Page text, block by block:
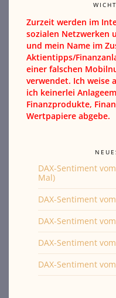
Zurzeit werden im
sozialen Netzwerken
und mein Name im
Aktientipps/
einer falschen
verwendet. Ich weise
ich keinerlei
Finanzprodukte,
Wertpapiere abgebe.
DAX-Sentiment
Mal)
DAX-Sentiment
DAX-Sentiment
DAX-Sentiment
DAX-Sentiment